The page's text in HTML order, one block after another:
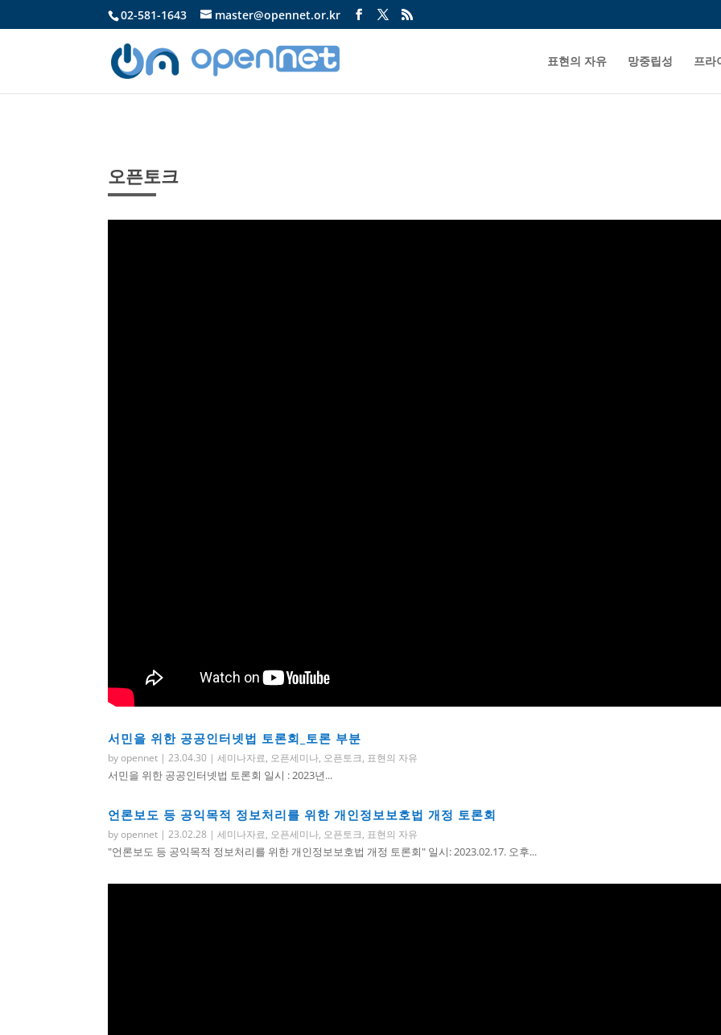
02-581-1643 master@opennet.or.kr
표현의 자유 망중립성 프라
오픈토크
서민을 위한 공공인터넷법 토론회_토론 부분
byopennet |23.04.30 |세미나자료, 오픈세미나, 오픈토크, 표현의 자유
서민을 위한 공공인터넷법 토론회 일시 : 2023년...
언론보도 등 공익목적 정보처리를 위한 개인정보보호법 개정 토론회
byopennet |23.02.28 |세미나자료, 오픈세미나, 오픈토크, 표현의 자유
"언론보도 등 공익목적 정보처리를 위한 개인정보보호법 개정 토론회" 일시: 2023.02.17. 오후...